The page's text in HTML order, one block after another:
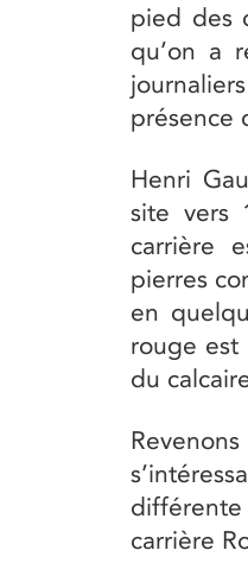
pied des
qu’on a
présence
Henri
site vers
carrière
pierres
en
rouge est
du
carrière